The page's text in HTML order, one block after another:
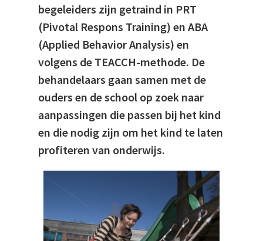
begeleiders zijn getraind in PRT
(Pivotal Respons Training) en ABA
(Applied Behavior Analysis) en
volgens de TEACCH-methode. De
behandelaars gaan samen met de
ouders en de school op zoek naar
aanpassingen die passen bij het kind
en die nodig zijn om het kind te laten
profiteren van onderwijs.